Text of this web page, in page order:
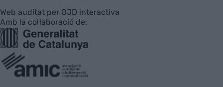
Web auditat per OJD interactiva
Amb la col·laboració de: